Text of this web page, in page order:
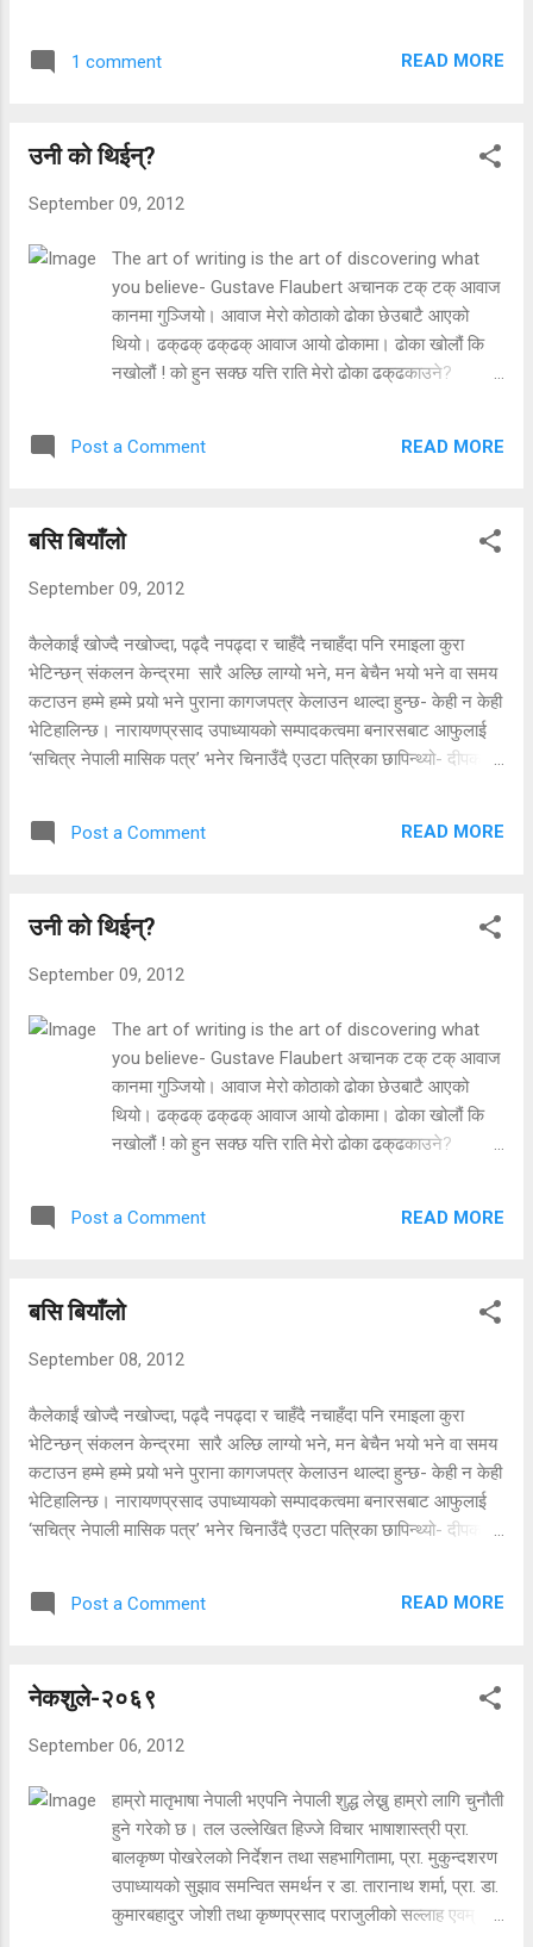
थियो। तर उनले न त आफ्नो नाम भनिन्, न त ठेगाना। अनेक
align="alignleft" width="240"] कालो फ्रक: फोटो
इशु र म) प्राय: दिनरात सँगै हुन्थ्यौं। त्यसैपनि रविन राती एक्लै
थाहा हुने बित्तिकै इशु र म फोन गर्थेउँ उसलाई- ‘ओई ! झ्यालमा हेर
त।’ त्यसपछि ऊ झ्यालतिर नहेरी बाउआमाको कोठामा जान्थ्यो र
भुइँमा सुत्थ्यो।
1 comment READ MORE
उनी को थिईन्?
September 09, 2012
The art of writing is the art of discovering what
you believe- Gustave Flaubert अचानक टक् टक् आवाज
कानमा गुञ्जियो। आवाज मेरो कोठाको ढोका छेउबाटै आएको
थियो। ढक्‌ढक् ढक्‌ढक् आवाज आयो ढोकामा। ढोका खोलौं कि
नखोलौं ! को हुन सक्छ यत्ति राति मेरो ढोका ढक्‌ढकाउने?
भन्दा अझ पहिला पनि एकजना महिला मरेकी थिइन् रे। मेरो
घडी कसरी चल्यो? विगत छ महिनादेखि दिनको दुईपटक भन्दा
बताउने समय दुई नभएर पौने दश बजे थियो। डरले शरिर थरथर
काँप्न थाल्यो। ढोकाबाट एकनाससँग आवाज आइरहेको थियो-
ढक्‌ढक् ढक्‌ढक्!! ‘को हो?’ आवाज थर्थराउँदै मैले सोधेँ।
[caption id="attachment_48" align="alignleft"
width="360"]
http://kristinabustamante.com/[/caption] ‘के गर्छस्
हउ ढोका थुनेर?’ आवाज मेरै फ्ल्याट पार्टनरको थियो। ‘थुक्क,
Post a Comment READ MORE
बसि बियाँलो
September 09, 2012
कैलेकाईं खोज्दै नखोज्दा, पढ्दै नपढ्दा र चाहँदै नचाहँदा पनि रमाइला कुरा
भेटिन्छन् संकलन केन्द्रमा सारै अल्छि लाग्यो भने, मन बेचैन भयो भने वा समय
कटाउन हम्मे हम्मे पर्‍यो भने पुराना कागजपत्र केलाउन थाल्दा हुन्छ- केही न केही
भेटिहालिन्छ। नारायणप्रसाद उपाध्यायको सम्पादकत्वमा बनारसबाट आफुलाई
‘सचित्र नेपाली मासिक पत्र’ भनेर चिनाउँदै एउटा पत्रिका छापिन्थ्यो- दीपक
प्रश्नहरूको रमाइलो तवरले उत्तर दिने। ‘दीपक’को वर्ष १, अंक ३, २०१३
Post a Comment READ MORE
उनी को थिईन्?
September 09, 2012
The art of writing is the art of discovering what
you believe- Gustave Flaubert अचानक टक् टक् आवाज
कानमा गुञ्जियो। आवाज मेरो कोठाको ढोका छेउबाटै आएको
थियो। ढक्‌ढक् ढक्‌ढक् आवाज आयो ढोकामा। ढोका खोलौं कि
नखोलौं ! को हुन सक्छ यत्ति राति मेरो ढोका ढक्‌ढकाउने?
भन्दा अझ पहिला पनि एकजना महिला मरेकी थिइन् रे। मेरो
घडी कसरी चल्यो? विगत छ महिनादेखि दिनको दुईपटक भन्दा
बताउने समय दुई नभएर पौने दश बजे थियो। डरले शरिर थरथर
काँप्न थाल्यो। ढोकाबाट एकनाससँग आवाज आइरहेको थियो-
ढक्‌ढक् ढक्‌ढक्!! ‘को हो?’ आवाज थर्थराउँदै मैले सोधेँ।
http://kristinabustamante.com/ ‘के गर्छस् हउ ढोका
थुनेर?’ आवाज मेरै फ्ल्याट पार्टनरको थियो। ‘थुक्क, मेरो डर’!
यत्रो बेरसम्म मनभरी डर उब्जाएकोमा आफैसँग मुसुक्क हासेँ।
अहिलेसम्म पालेका सबै डर खिस्स हाँसेर उडा...
Post a Comment READ MORE
बसि बियाँलो
September 08, 2012
कैलेकाईं खोज्दै नखोज्दा, पढ्दै नपढ्दा र चाहँदै नचाहँदा पनि रमाइला कुरा
भेटिन्छन् संकलन केन्द्रमा सारै अल्छि लाग्यो भने, मन बेचैन भयो भने वा समय
कटाउन हम्मे हम्मे पर्‍यो भने पुराना कागजपत्र केलाउन थाल्दा हुन्छ- केही न केही
भेटिहालिन्छ। नारायणप्रसाद उपाध्यायको सम्पादकत्वमा बनारसबाट आफुलाई
‘सचित्र नेपाली मासिक पत्र’ भनेर चिनाउँदै एउटा पत्रिका छापिन्थ्यो- दीपक
प्रश्नहरूको रमाइलो तवरले उत्तर दिने। ‘दीपक’को वर्ष १, अंक ३, २०१३
Post a Comment READ MORE
नेकशुले-२०६९
September 06, 2012
हाम्रो मातृभाषा नेपाली भएपनि नेपाली शुद्ध लेख्नु हाम्रो लागि चुनौती
हुने गरेको छ। तल उल्लेखित हिज्जे विचार भाषाशास्त्री प्रा.
बालकृष्ण पोखरेलको निर्देशन तथा सहभागितामा, प्रा. मुकुन्दशरण
उपाध्यायको सुझाव समन्वित समर्थन र डा. तारानाथ शर्मा, प्रा. डा.
कुमारबहादुर जोशी तथा कृष्णप्रसाद पराजुलीको सल्लाह एवम्